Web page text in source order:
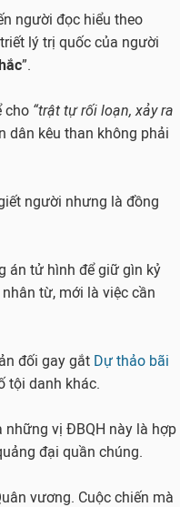
người đọc hiểu theo
lý trị quốc của người
”.
cho “trật tự rối loạn, xảy ra
dân kêu than không phải
người nhưng là đồng
án tử hình để giữ gìn kỷ
từ, mới là việc cần
đối gay gắt Dự thảo bãi
tội danh khác.
những vị ĐBQH này là hợp
đại quần chúng.
vương. Cuộc chiến mà